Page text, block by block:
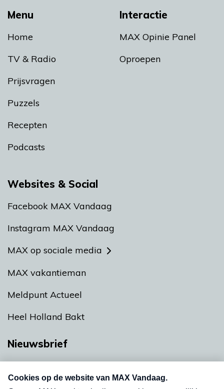
Menu
Home
TV & Radio
Prijsvragen
Puzzels
Recepten
Podcasts
Interactie
MAX Opinie Panel
Oproepen
Websites & Social
Facebook MAX Vandaag
Instagram MAX Vandaag
MAX op sociale media
MAX vakantieman
Meldpunt Actueel
Heel Holland Bakt
Nieuwsbrief
nieuwsbrief. Elke vrijdag- en dinsdagochtend in